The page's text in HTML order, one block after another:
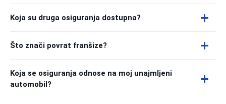
Koja su druga osiguranja dostupna?
Što znači povrat franšize?
Koja se osiguranja odnose na moj unajmljeni
automobil?